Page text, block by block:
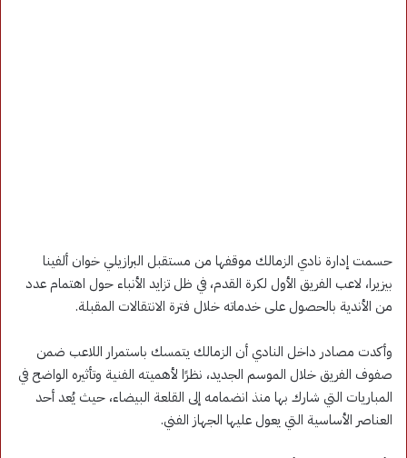
حسمت إدارة نادي الزمالك موقفها من مستقبل البرازيلي خوان ألفينا
بيزيرا، لاعب الفريق الأول لكرة القدم، في ظل تزايد الأنباء حول اهتمام عدد
من الأندية بالحصول على خدماته خلال فترة الانتقالات المقبلة.
وأكدت مصادر داخل النادي أن الزمالك يتمسك باستمرار اللاعب ضمن
صفوف الفريق خلال الموسم الجديد، نظرًا لأهميته الفنية وتأثيره الواضح في
المباريات التي شارك بها منذ انضمامه إلى القلعة البيضاء، حيث يُعد أحد
العناصر الأساسية التي يعول عليها الجهاز الفني.